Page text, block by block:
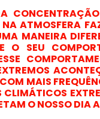
NA ATMOSFERA
MANEIRA
O SEU
MAIS
CLIMÁTICOS
O NOSSO DIA